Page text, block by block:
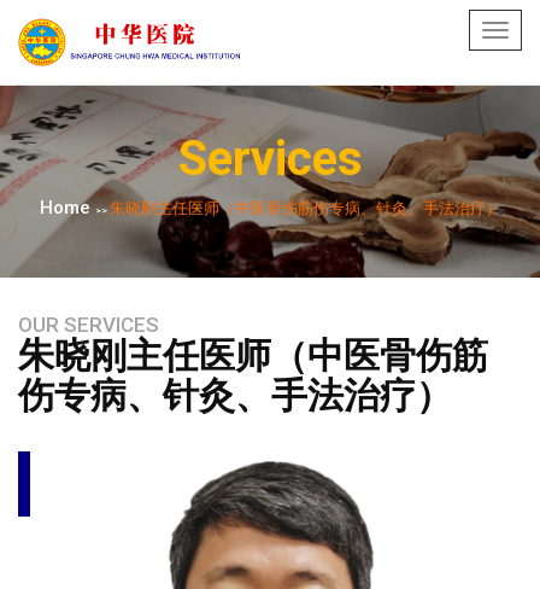
Services
Home >>朱晓刚主任医师（中医骨伤筋伤专病、针灸、手法治疗）
OUR SERVICES
朱晓刚主任医师（中医骨伤筋
伤专病、针灸、手法治疗）